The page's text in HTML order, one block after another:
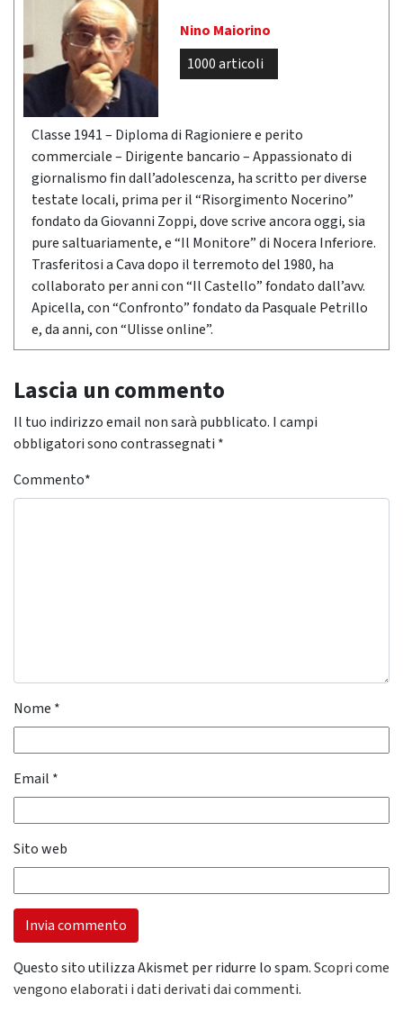
Nino Maiorino
1000 articoli
Classe 1941 – Diploma di Ragioniere e perito
commerciale – Dirigente bancario – Appassionato di
giornalismo fin dall’adolescenza, ha scritto per diverse
testate locali, prima per il “Risorgimento Nocerino”
fondato da Giovanni Zoppi, dove scrive ancora oggi, sia
pure saltuariamente, e “Il Monitore” di Nocera Inferiore.
Trasferitosi a Cava dopo il terremoto del 1980, ha
collaborato per anni con “Il Castello” fondato dall’avv.
Apicella, con “Confronto” fondato da Pasquale Petrillo
e, da anni, con “Ulisse online”.
Lascia un commento
Il tuo indirizzo email non sarà pubblicato. I campi
obbligatori sono contrassegnati *
Commento*
Nome *
Email *
Sito web
Questo sito utilizza Akismet per ridurre lo spam.Scopri come
vengono elaborati i dati derivati dai commenti.